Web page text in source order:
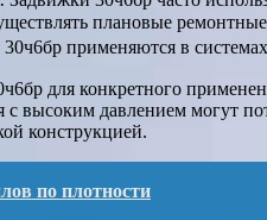
плановые
применяются в
для конкретного
высоким давлением могут
конструкцией.
по плотности